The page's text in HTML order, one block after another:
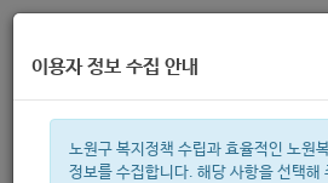
이용자 정보 수집 안내
노원구 복지정책 수립과 효율적인 노원
정보를 수집합니다. 해당 사항을 선택해